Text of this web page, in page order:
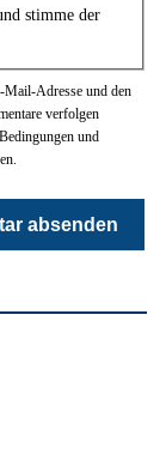
stimme der
Mail-Adresse und den
verfolgen
und